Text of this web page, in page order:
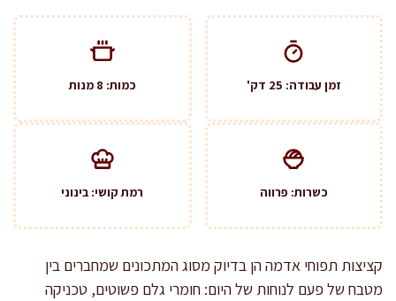
זמן עבודה: 25 דק' כמות: 8 מנות
כשרות: פרווה רמת קושי: בינוני
קציצות תפוחי אדמה הן בדיוק מסוג המתכונים שמחברים בין
מטבח של פעם לנוחות של היום: חומרי גלם פשוטים, טכניקה